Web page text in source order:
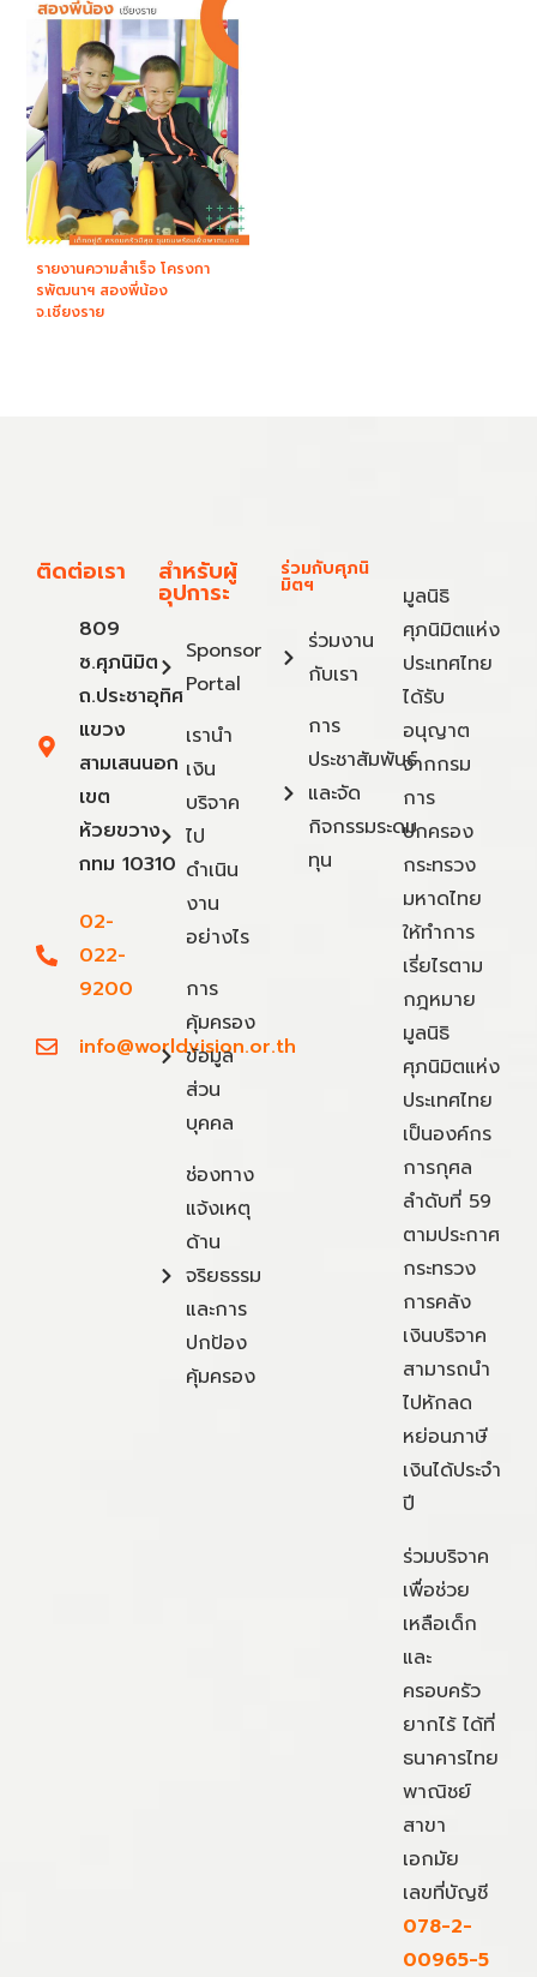
รายงานความสำเร็จ โครงกา
รพัฒนาฯ สองพี่น้อง
จ.เชียงราย
ติดต่อเรา
809
ซ.ศุภนิมิต
ถ.ประชาอุทิศ
แขวง
สามเสนนอก
เขต
ห้วยขวาง
กทม 10310
02-
022-
9200
info@worldvision.or.th
สำหรับผู้
อุปการะ
Sponsor
Portal
เรานำ
เงิน
บริจาค
ไป
ดำเนิน
งาน
อย่างไร
การ
คุ้มครอง
ข้อมูล
ส่วน
บุคคล
ช่องทาง
แจ้งเหตุ
ด้าน
จริยธรรม
และการ
ปกป้อง
คุ้มครอง
ร่วมกับศุภนิ
มิตฯ
ร่วมงาน
กับเรา
การ
ประชาสัมพันธ์
และจัด
กิจกรรมระดม
ทุน
มูลนิธิ
ศุภนิมิตแห่ง
ประเทศไทย
ได้รับ
อนุญาต
จากกรม
การ
ปกครอง
กระทรวง
มหาดไทย
ให้ทำการ
เรี่ยไรตาม
กฎหมาย
มูลนิธิ
ศุภนิมิตแห่ง
ประเทศไทย
เป็นองค์กร
การกุศล
ลำดับที่ 59
ตามประกาศ
กระทรวง
การคลัง
เงินบริจาค
สามารถนำ
ไปหักลด
หย่อนภาษี
เงินได้ประจำ
ปี
ร่วมบริจาค
เพื่อช่วย
เหลือเด็ก
และ
ครอบครัว
ยากไร้ ได้ที่
ธนาคารไทย
พาณิชย์
สาขา
เอกมัย
เลขที่บัญชี
078-2-
00965-5